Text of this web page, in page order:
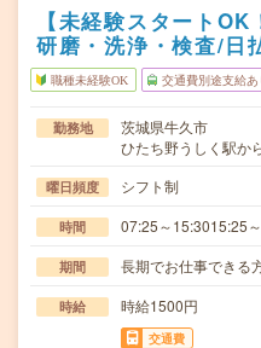
【未経験スタート
研磨・洗浄・検査/日
職種未経験OK 交通費別途支給あ
勤務地
茨城県牛久市
ひたち野うしく駅か
曜日頻度 シフト制
時間 07:25～15:3015:25
期間 長期でお仕事できる
時給 時給1500円
交通費